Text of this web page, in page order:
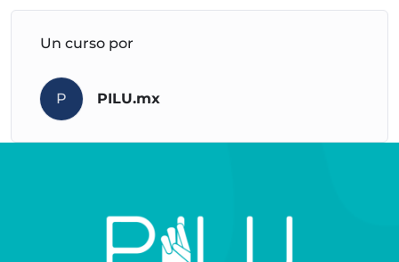
Un curso por
P PILU.mx